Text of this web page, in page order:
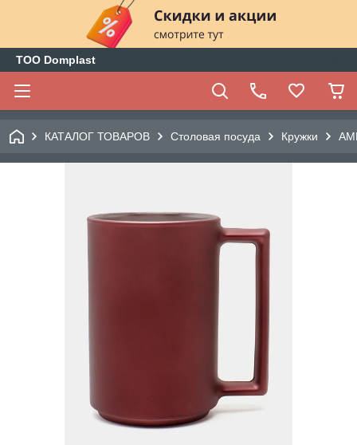
ТОО Domplast
КАТАЛОГ ТОВАРОВ Столовая посуда Кружки